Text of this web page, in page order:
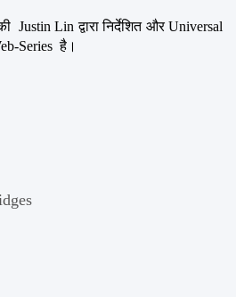
Justin Lin द्वारा निर्देशित और Universal
Series  है।